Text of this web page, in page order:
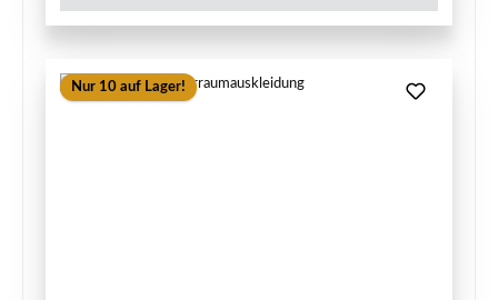
Nur 10 auf Lager!